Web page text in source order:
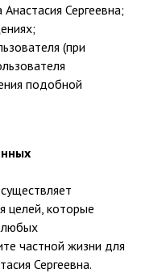
Сергеевна;
(при
подобной
целей, которые
любых
частной жизни для
Сергеевна.